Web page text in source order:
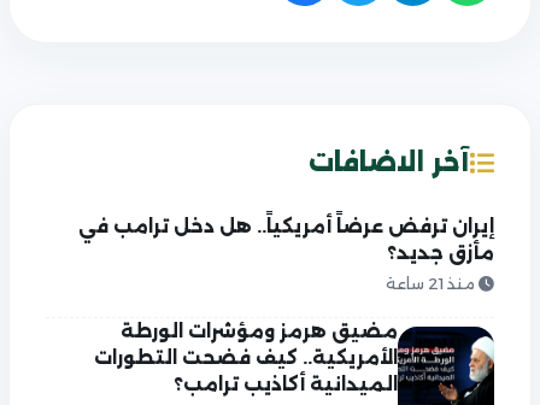
آخر الاضافات
إيران ترفض عرضاً أمريكياً.. هل دخل ترامب في
مأزق جديد؟
منذ 21 ساعة
مضيق هرمز ومؤشرات الورطة
الأمريكية.. كيف فضحت التطورات
الميدانية أكاذيب ترامب؟